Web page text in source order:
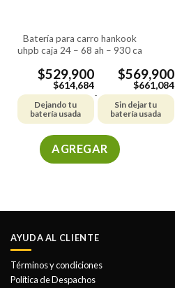
batería para carro hankook
uhpb caja 24 – 68 ah – 930 ca
$529,900
$614,684
Dejando tu
batería usada
-
$569,900
$661,084
Sin dejar tu
batería usada
AGREGAR
múltiples
Las
AYUDA AL CLIENTE
Términos y condiciones
Política de Despachos